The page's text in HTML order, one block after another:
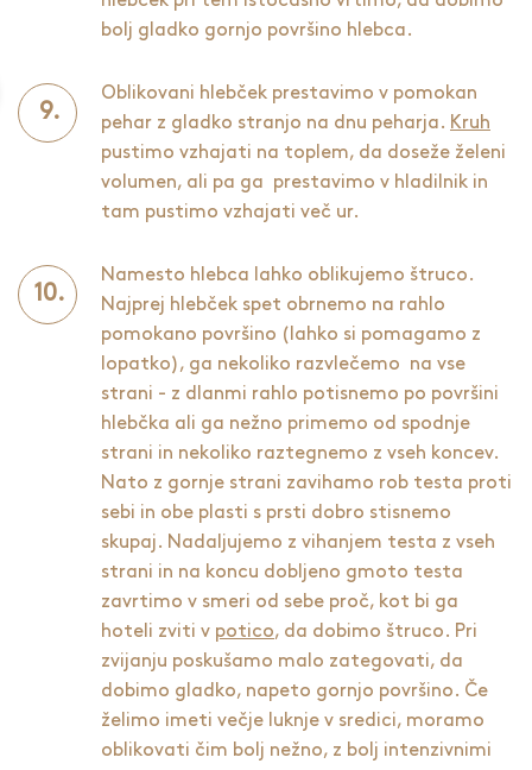
bolj gladko gornjo površino hlebca.
Oblikovani hlebček prestavimo v pomokan
pehar z gladko stranjo na dnu peharja. Kruh
pustimo vzhajati na toplem, da doseže želeni
volumen, ali pa ga prestavimo v hladilnik in
tam pustimo vzhajati več ur.
Namesto hlebca lahko oblikujemo štruco.
Najprej hlebček spet obrnemo na rahlo
pomokano površino (lahko si pomagamo z
lopatko), ga nekoliko razvlečemo na vse
strani - z dlanmi rahlo potisnemo po površini
hlebčka ali ga nežno primemo od spodnje
strani in nekoliko raztegnemo z vseh koncev.
Nato z gornje strani zavihamo rob testa proti
sebi in obe plasti s prsti dobro stisnemo
skupaj. Nadaljujemo z vihanjem testa z vseh
strani in na koncu dobljeno gmoto testa
zavrtimo v smeri od sebe proč, kot bi ga
hoteli zviti v potico, da dobimo štruco. Pri
zvijanju poskušamo malo zategovati, da
dobimo gladko, napeto gornjo površino. Če
želimo imeti večje luknje v sredici, moramo
oblikovati čim bolj nežno, z bolj intenzivnimi